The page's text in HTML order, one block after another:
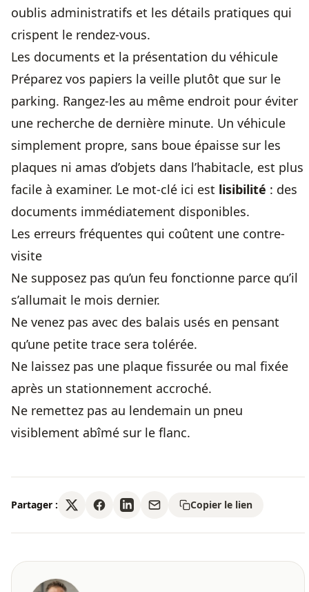
oublis administratifs et les détails pratiques qui
crispent le rendez-vous.
Les documents et la présentation du véhicule
Préparez vos papiers la veille plutôt que sur le
parking. Rangez-les au même endroit pour éviter
une recherche de dernière minute. Un véhicule
simplement propre, sans boue épaisse sur les
plaques ni amas d’objets dans l’habitacle, est plus
facile à examiner. Le mot-clé ici est lisibilité : des
documents immédiatement disponibles.
Les erreurs fréquentes qui coûtent une contre-
visite
Ne supposez pas qu’un feu fonctionne parce qu’il
s’allumait le mois dernier.
Ne venez pas avec des balais usés en pensant
qu’une petite trace sera tolérée.
Ne laissez pas une plaque fissurée ou mal fixée
après un stationnement accroché.
Ne remettez pas au lendemain un pneu
visiblement abîmé sur le flanc.
Partager : Copier le lien